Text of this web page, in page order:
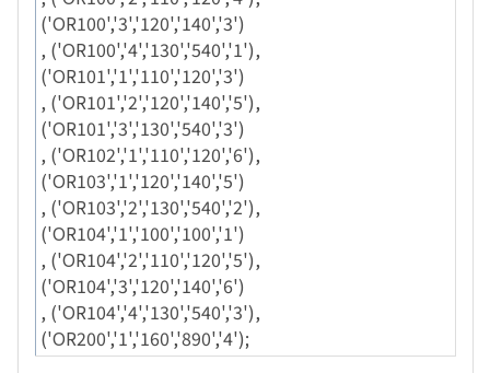
('OR100','3','120','140','3')
, ('OR100','4','130','540','1'),
('OR101','1','110','120','3')
, ('OR101','2','120','140','5'),
('OR101','3','130','540','3')
, ('OR102','1','110','120','6'),
('OR103','1','120','140','5')
, ('OR103','2','130','540','2'),
('OR104','1','100','100','1')
, ('OR104','2','110','120','5'),
('OR104','3','120','140','6')
, ('OR104','4','130','540','3'),
('OR200','1','160','890','4');